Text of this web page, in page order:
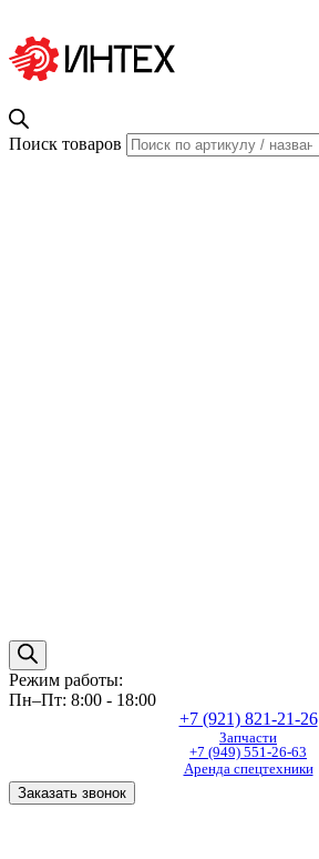
Поиск товаров
Режим работы:
Пн–Пт: 8:00 - 18:00
+7 (921) 821-21-26
Запчасти
+7 (949) 551-26-63
Аренда спецтехники
Заказать звонок